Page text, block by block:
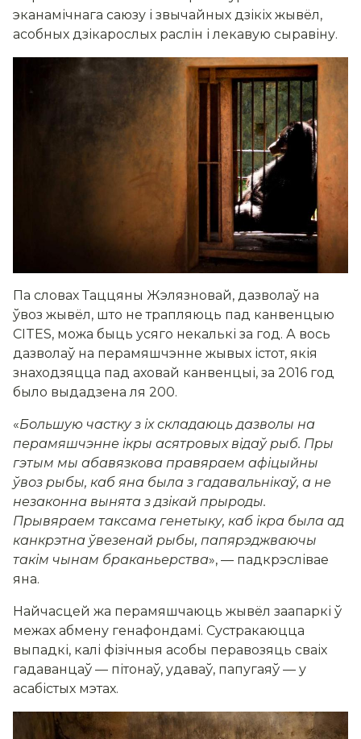
эканамічнага саюзу і звычайных дзікіх жывёл,
асобных дзікарослых раслін і лекавую сыравіну.
Па словах Таццяны Жэлязновай, дазволаў на
ўвоз жывёл, што не трапляюць пад канвенцыю
CITES, можа быць усяго некалькі за год. А вось
дазволаў на перамяшчэнне жывых істот, якія
знаходзяцца пад аховай канвенцыі, за 2016 год
было выдадзена ля 200.
«Большую частку з іх складаюць дазволы на
перамяшчэнне ікры асятровых відаў рыб. Пры
гэтым мы абавязкова правяраем афіцыйны
ўвоз рыбы, каб яна была з гадавальнікаў, а не
незаконна вынята з дзікай прыроды.
Прывяраем таксама генетыку, каб ікра была ад
канкрэтна ўвезенай рыбы, папярэджваючы
такім чынам браканьерства», — падкрэслівае
яна.
Найчасцей жа перамяшчаюць жывёл заапаркі ў
межах абмену генафондамі. Сустракаюцца
выпадкі, калі фізічныя асобы перавозяць сваіх
гадаванцаў — пітонаў, удаваў, папугаяў — у
асабістых мэтах.